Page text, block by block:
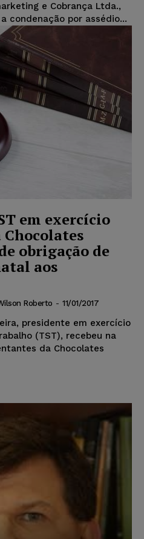
e Cobrança Ltda.,
condenação por assédio...
em exercício
obrigação de
aos
Roberto - 11/01/2017
presidente em exercício
(TST), recebeu na
da Chocolates